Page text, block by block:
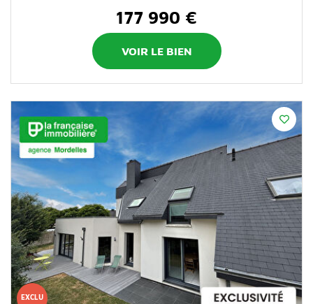
177 990 €
VOIR LE BIEN
EXCLU